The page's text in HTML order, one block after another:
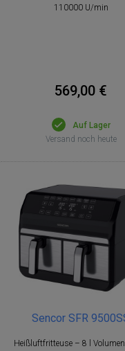
110000 U/min
569,00 €
Auf Lager
Versand noch heute
Sencor SFR
Heißluftfritteuse – 8 l